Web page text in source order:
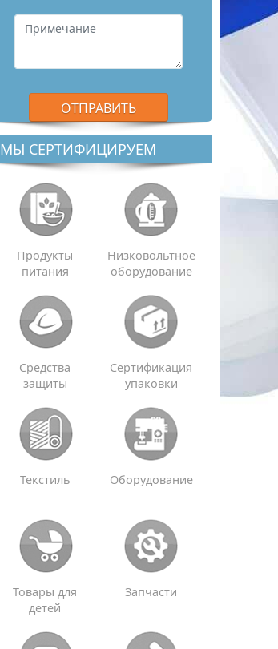
МЫ СЕРТИФИЦИРУЕМ
Продукты
питания
Низковольтное
оборудование
Средства
защиты
Сертификация
упаковки
Текстиль Оборудование
Товары для
детей
Запчасти